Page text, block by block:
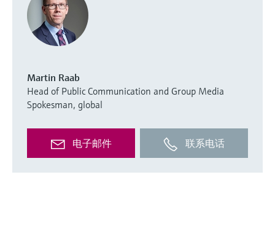
Martin Raab
Head of Public Communication and Group Media
Spokesman, global
电子邮件 联系电话